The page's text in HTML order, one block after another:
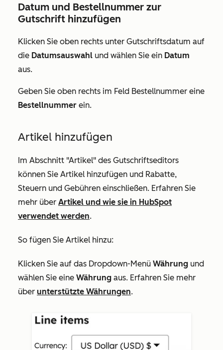
Datum und Bestellnummer zur
Gutschrift hinzufügen
Klicken Sie oben rechts unter Gutschriftsdatum auf
die Datumsauswahl und wählen Sie ein Datum
aus.
Geben Sie oben rechts im Feld Bestellnummer eine
Bestellnummer ein.
Artikel hinzufügen
Im Abschnitt "Artikel" des Gutschriftseditors
können Sie Artikel hinzufügen und Rabatte,
Steuern und Gebühren einschließen. Erfahren Sie
mehr über Artikel und wie sie in HubSpot
verwendet werden.
So fügen Sie Artikel hinzu:
Klicken Sie auf das Dropdown-Menü Währung und
wählen Sie eine Währung aus. Erfahren Sie mehr
über unterstützte Währungen.